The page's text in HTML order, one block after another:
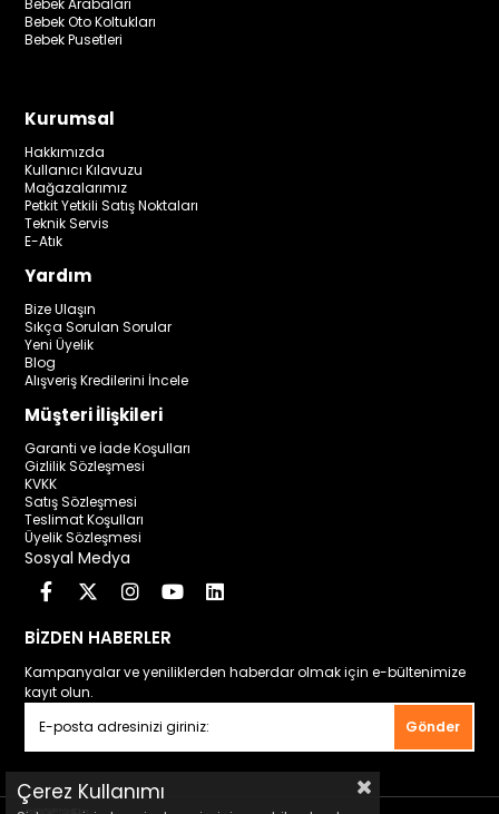
Bebek Oto Koltukları
Bebek Pusetleri
Kurumsal
Hakkımızda
Kullanıcı Kılavuzu
Mağazalarımız
Petkit Yetkili Satış Noktaları
Teknik Servis
E-Atık
Yardım
Bize Ulaşın
Sıkça Sorulan Sorular
Yeni Üyelik
Blog
Alışveriş Kredilerini İncele
Müşteri İlişkileri
Garanti ve İade Koşulları
Gizlilik Sözleşmesi
KVKK
Satış Sözleşmesi
Teslimat Koşulları
Üyelik Sözleşmesi
Sosyal Medya
BİZDEN HABERLER
Kampanyalar ve yeniliklerden haberdar olmak için e-bültenimize
kayıt olun.
Gönder
Çerez Kullanımı